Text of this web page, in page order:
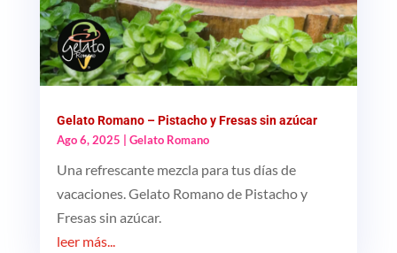
Gelato Romano – Pistacho y Fresas sin azúcar
Ago 6, 2025
Gelato Romano
Una refrescante mezcla para tus días de
vacaciones. Gelato Romano de Pistacho y
Fresas sin azúcar.
leer más...